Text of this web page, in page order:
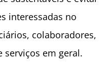
interessadas no
colaboradores,
serviços em geral.